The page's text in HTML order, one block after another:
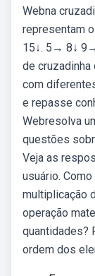
Webna
representam
15↓. 5→ 8↓
de cruzadinha
com
e repasse
Webresolva
questões
Veja as
usuário.
multiplicação
operação
quantidades?
ordem dos